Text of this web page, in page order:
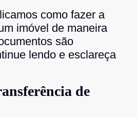
como fazer a
imóvel de maneira
são
lendo e esclareça
de